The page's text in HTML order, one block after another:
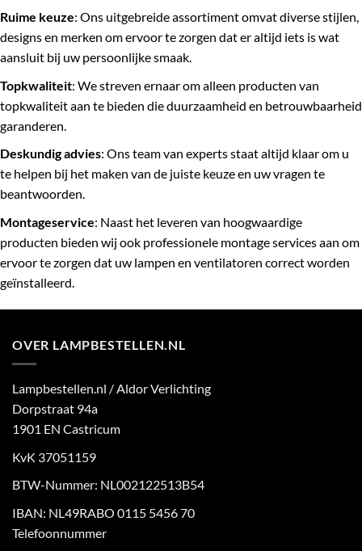
Ruime keuze: Ons uitgebreide assortiment omvat diverse stijlen,
designs en merken om ervoor te zorgen dat er altijd iets is wat
aansluit bij uw persoonlijke smaak.
Topkwaliteit: We streven ernaar om alleen producten van
topkwaliteit aan te bieden die duurzaamheid en betrouwbaarheid
garanderen.
Deskundig advies: Ons team van experts staat altijd klaar om u
te helpen bij het maken van de juiste keuze en uw vragen te
beantwoorden.
Montageservice: Naast het leveren van hoogwaardige
producten bieden wij ook professionele montage services aan om
ervoor te zorgen dat uw lampen en ventilatoren correct worden
geïnstalleerd.
OVER LAMPBESTELLEN.NL
Lampbestellen.nl / Aldor Verlichting
Dorpstraat 94a
1901 EN Castricum
KvK 37051159
BTW-Nummer: NL002122513B54
IBAN: NL49RABO 0115 5456 70
Telefoonnummer